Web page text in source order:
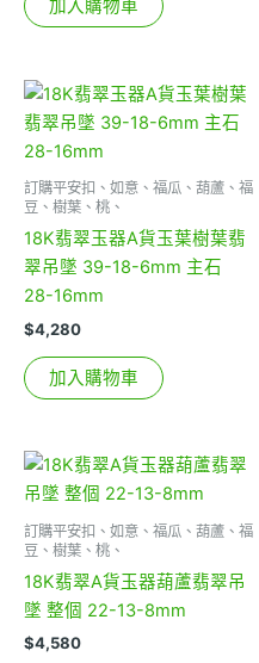
加入購物車
訂購平安扣、如意、福瓜、葫蘆、福
豆、樹葉、桃、
18K翡翠玉器A貨玉葉樹葉翡
翠吊墜 39-18-6mm 主石
28-16mm
$4,280
加入購物車
訂購平安扣、如意、福瓜、葫蘆、福
豆、樹葉、桃、
18K翡翠A貨玉器葫蘆翡翠吊
墜 整個 22-13-8mm
$4,580